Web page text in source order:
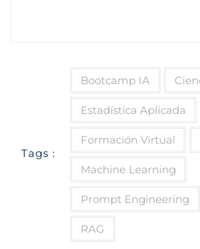
Tags :
Bootcamp IA
Estadística Aplicada
Formación Virtual
Machine Learning
Prompt Engineering
RAG